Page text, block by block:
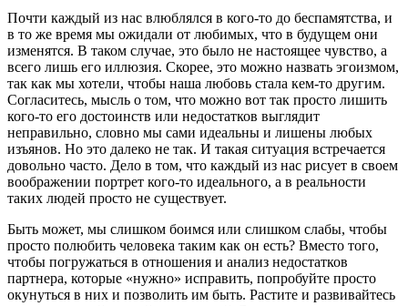
Почти каждый из нас влюблялся в кого-то до беспамятства, и
в то же время мы ожидали от любимых, что в будущем они
изменятся. В таком случае, это было не настоящее чувство, а
всего лишь его иллюзия. Скорее, это можно назвать эгоизмом,
так как мы хотели, чтобы наша любовь стала кем-то другим.
Согласитесь, мысль о том, что можно вот так просто лишить
кого-то его достоинств или недостатков выглядит
неправильно, словно мы сами идеальны и лишены любых
изъянов. Но это далеко не так. И такая ситуация встречается
довольно часто. Дело в том, что каждый из нас рисует в своем
воображении портрет кого-то идеального, а в реальности
таких людей просто не существует.
Быть может, мы слишком боимся или слишком слабы, чтобы
просто полюбить человека таким как он есть? Вместо того,
чтобы погружаться в отношения и анализ недостатков
партнера, которые «нужно» исправить, попробуйте просто
окунуться в них и позволить им быть. Растите и развивайтесь